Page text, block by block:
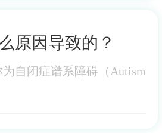
原因导致的？
自闭症谱系障碍（Autism